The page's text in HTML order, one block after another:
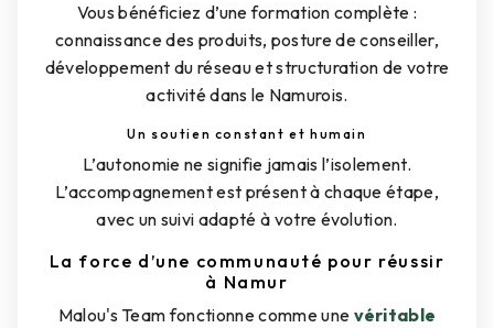
Vous bénéficiez d’une formation complète :
connaissance des produits, posture de conseiller,
développement du réseau et structuration de votre
activité dans le Namurois.
Un soutien constant et humain
L’autonomie ne signifie jamais l’isolement.
L’accompagnement est présent à chaque étape,
avec un suivi adapté à votre évolution.
La force d’une communauté pour réussir
à Namur
Malou's Team fonctionne comme une véritable